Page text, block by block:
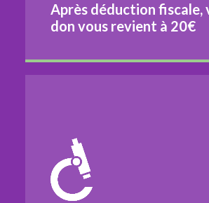
Après déduction fiscale,
don vous revient à 20€